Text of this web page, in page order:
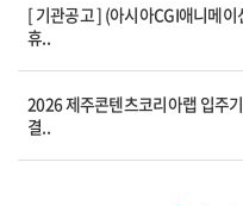
[ 기관공고 ] (아시아CGI애니메
휴..
2026 제주콘텐츠코리아랩 입주
결..